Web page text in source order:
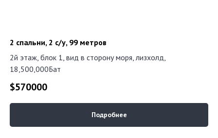
2 спальни, 2 с/у, 99 метров
2й этаж, блок 1, вид в сторону моря, лизхолд,
18,500,000Бат
$570000
Подробнее